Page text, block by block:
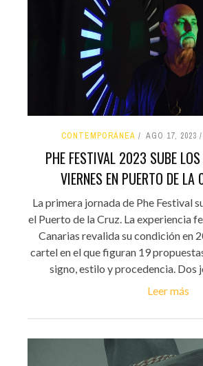
CONTEMPORÁNEA AGO 17, 2023
PHE FESTIVAL 2023 SUBE LOS
VIERNES EN PUERTO DE LA
La primera jornada de Phe Festival
el Puerto de la Cruz. La experiencia
Canarias revalida su condición en
cartel en el que figuran 19
signo, estilo y procedencia. Dos
Leer más